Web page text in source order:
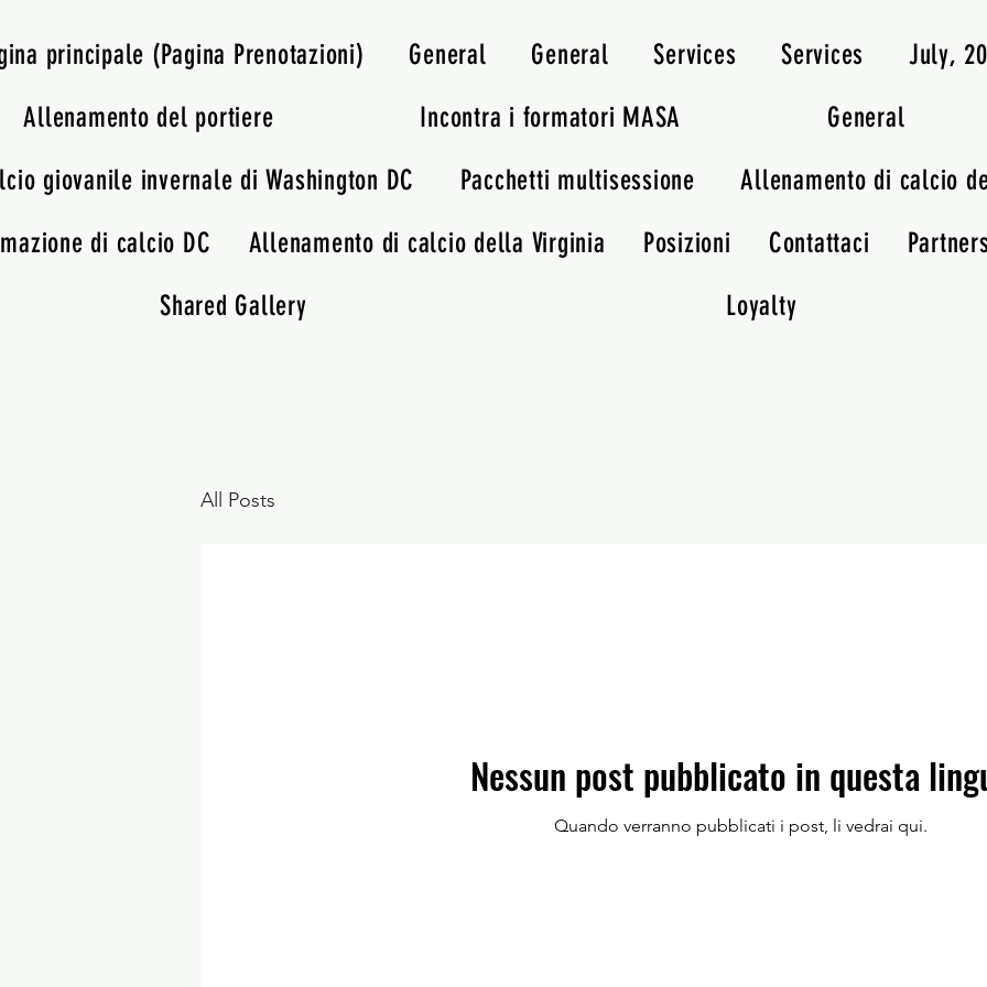
principale (Pagina Prenotazioni) General General Services Services
July,
Allenamento del portiere
Incontra i formatori MASA
General
giovanile invernale di Washington DC
Pacchetti multisessione
Allenamento di calcio
di calcio DC
Allenamento di calcio della Virginia Posizioni Contattaci
Shared Gallery
Loyalty
All Posts
Nessun post pubblicato in questa
Quando verranno pubblicati i post, li vedrai qui.